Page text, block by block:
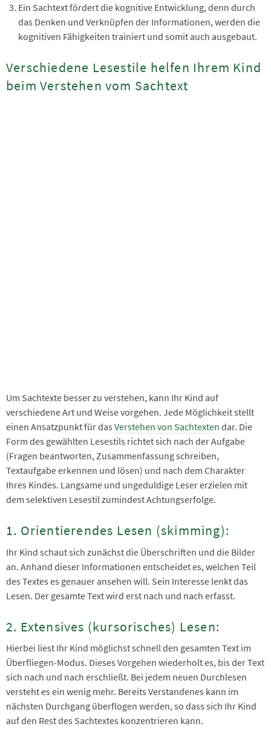
Ein Sachtext fördert die kognitive Entwicklung, denn durch
das Denken und Verknüpfen der Informationen, werden die
kognitiven Fähigkeiten trainiert und somit auch ausgebaut.
Verschiedene Lesestile helfen Ihrem Kind
beim Verstehen vom Sachtext
Um Sachtexte besser zu verstehen, kann Ihr Kind auf
verschiedene Art und Weise vorgehen. Jede Möglichkeit stellt
einen Ansatzpunkt für das Verstehen von Sachtexten dar. Die
Form des gewählten Lesestils richtet sich nach der Aufgabe
(Fragen beantworten, Zusammenfassung schreiben,
Textaufgabe erkennen und lösen) und nach dem Charakter
Ihres Kindes. Langsame und ungeduldige Leser erzielen mit
dem selektiven Lesestil zumindest Achtungserfolge.
1. Orientierendes Lesen (skimming):
Ihr Kind schaut sich zunächst die Überschriften und die Bilder
an. Anhand dieser Informationen entscheidet es, welchen Teil
des Textes es genauer ansehen will. Sein Interesse lenkt das
Lesen. Der gesamte Text wird erst nach und nach erfasst.
2. Extensives (kursorisches) Lesen:
Hierbei liest Ihr Kind möglichst schnell den gesamten Text im
Überfliegen-Modus. Dieses Vorgehen wiederholt es, bis der Text
sich nach und nach erschließt. Bei jedem neuen Durchlesen
versteht es ein wenig mehr. Bereits Verstandenes kann im
nächsten Durchgang überflogen werden, so dass sich Ihr Kind
auf den Rest des Sachtextes konzentrieren kann.